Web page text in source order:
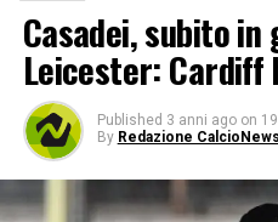
Casadei, subito
Leicester: Cardiff
Published 3 anni ago on
By Redazione